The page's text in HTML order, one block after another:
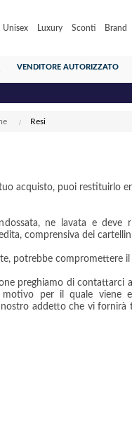
Unisex Luxury Sconti Brand
VENDITORE AUTORIZZATO
ACQUISTI gratuito per
Resi
acquisto, puoi restituirlo
ne lavata e deve
comprensiva dei
potrebbe compromettere
preghiamo di contattarci
per il quale viene
addetto che vi fornirà